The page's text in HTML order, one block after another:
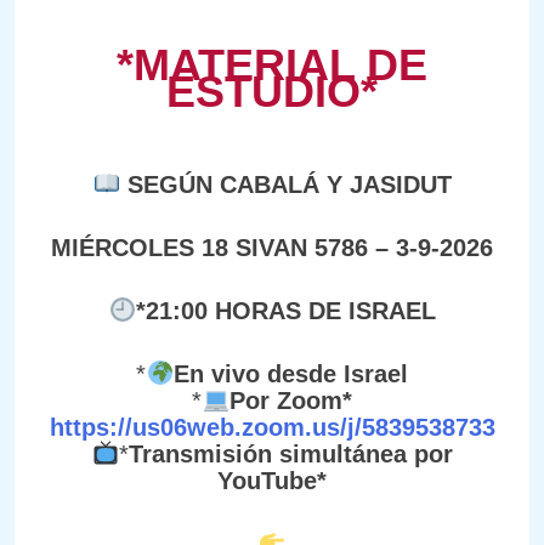
*MATERIAL DE
ESTUDIO*
SEGÚN CABALÁ Y JASIDUT
MIÉRCOLES 18 SIVAN 5786 – 3-9-2026
*21:00 HORAS DE ISRAEL
*
En vivo desde Israel
*
Por Zoom*
https://us06web.zoom.us/j/5839538733
*Transmisión simultánea por
YouTube*